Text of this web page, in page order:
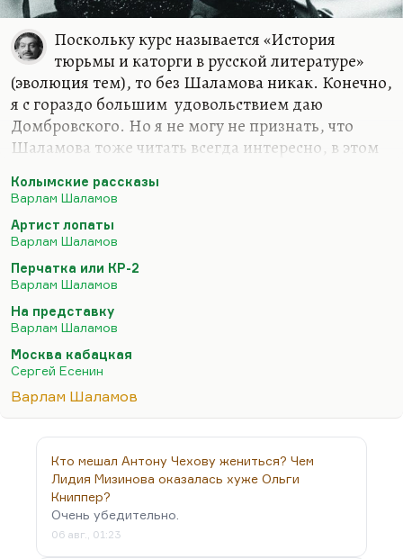
Поскольку курс называется «История
тюрьмы и каторги в русской литературе»
(эволюция тем), то без Шаламова никак. Конечно,
я с гораздо большим удовольствием даю
Домбровского. Но я не могу не признать, что
Шаламова тоже читать всегда интересно, в этом
Шаламов для меня – немного Стрикленд, то есть
человек, который свой распад превратил в
литературу, в живопись. В чем удивительная
особенность шаламовской прозы? Шесть книг,
начиная с «Колымских рассказов» и кончая
«Артистом лопаты» или «Перчаткой, или КР-2», –
это определенная, несознательная, получившаяся
так эволюция распада личности. У него все
больше становится повторов, инверсий, он…
Колымские рассказы
Варлам Шаламов
Артист лопаты
Варлам Шаламов
Перчатка или КР-2
Варлам Шаламов
На представку
Варлам Шаламов
Москва кабацкая
Сергей Есенин
Варлам Шаламов
Кто мешал Антону Чехову жениться? Чем
Лидия Мизинова оказалась хуже Ольги
Книппер?
Очень убедительно.
06 авг., 01:23